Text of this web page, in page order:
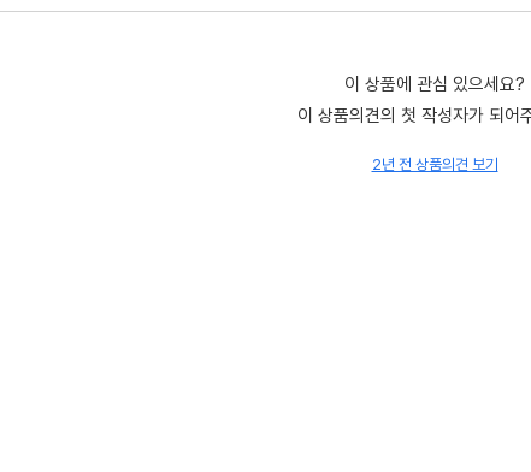
이 상품에 관심 있으세요?
이 상품의견의 첫 작성자가 되어
2년 전 상품의견 보기